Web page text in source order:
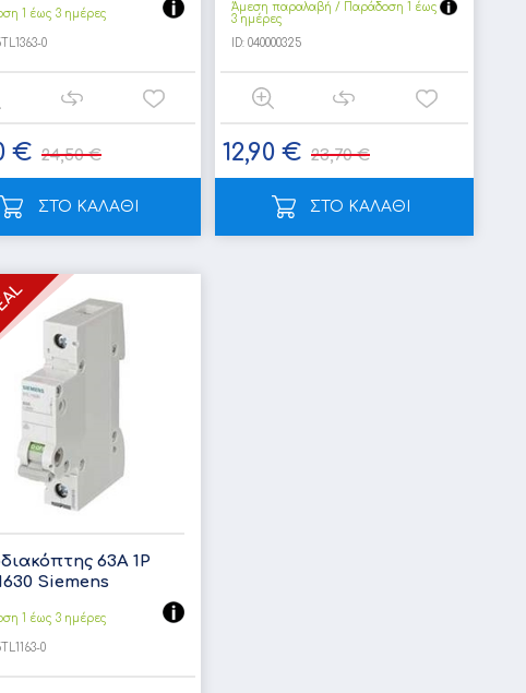
1 έως 3 ημέρες
0
€ 24,50 €
ΣΤΟ ΚΑΛΑΘΙ
Άμεση παραλαβή / Παράδoση 1 έως
3 ημέρες
ID:040000325
12,90 € 23,70 €
ΣΤΟ ΚΑΛΑΘΙ
63A 1P
Siemens
1 έως 3 ημέρες
0